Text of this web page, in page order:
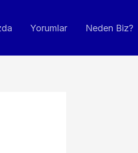
Yorumlar Neden Biz?